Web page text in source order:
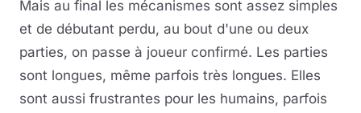
Mais au final les mécanismes sont assez simples
et de débutant perdu, au bout d'une ou deux
parties, on passe à joueur confirmé. Les parties
sont longues, même parfois très longues. Elles
sont aussi frustrantes pour les humains, parfois